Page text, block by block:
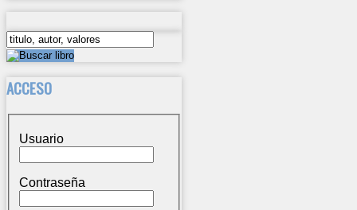
ACCESO
Usuario
Contraseña